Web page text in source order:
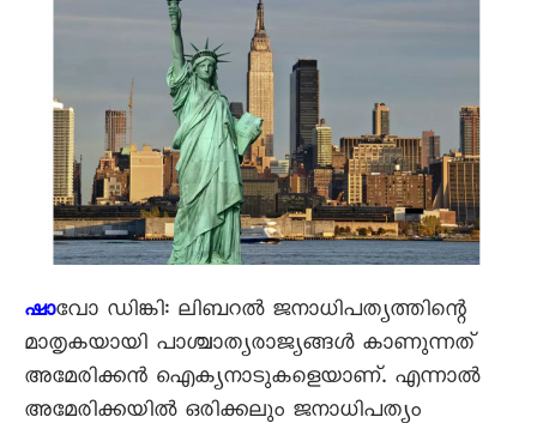
ഷാവോ ഡിങ്കി: ലിബറൽ ജനാധിപത്യത്തിന്റെ
മാതൃകയായി പാശ്ചാത്യരാജ്യങ്ങൾ കാണുന്നത്
അമേരിക്കൻ ഐക്യനാടുകളെയാണ്. എന്നാൽ
അമേരിക്കയിൽ ഒരിക്കലും ജനാധിപത്യം